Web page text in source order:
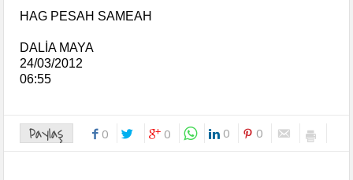
HAG PESAH SAMEAH
DALİA MAYA
24/03/2012
06:55
Paylaş 0 0 0 0